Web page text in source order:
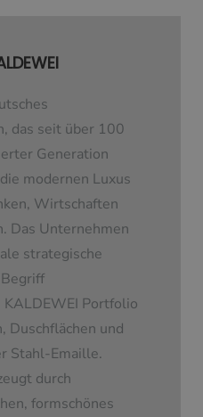
das seit über 100
Generation
modernen Luxus
Wirtschaften
Das Unternehmen
strategische
KALDEWEI Portfolio
Duschflächen und
Stahl-Emaille.
durch
formschönes